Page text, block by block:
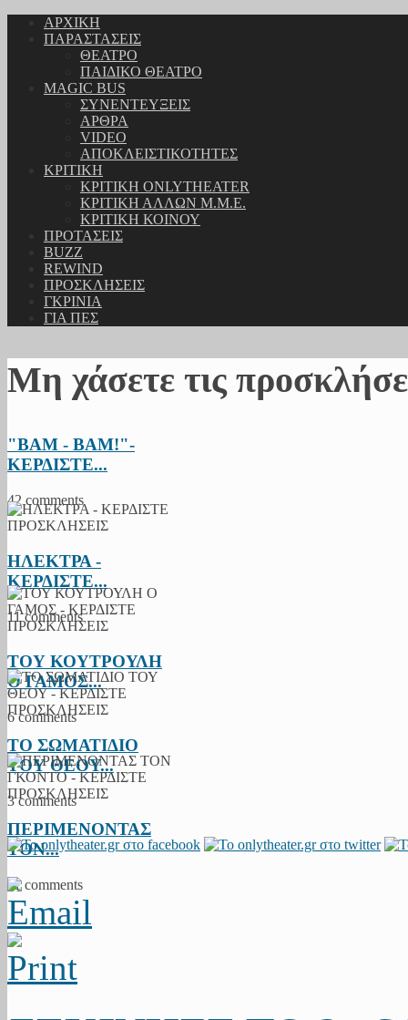
ΑΡΧΙΚΗ
ΠΑΡΑΣΤΑΣΕΙΣ
ΘΕΑΤΡΟ
ΠΑΙΔΙΚΟ ΘΕΑΤΡΟ
MAGIC BUS
ΣΥΝΕΝΤΕΥΞΕΙΣ
ΑΡΘΡΑ
VIDEO
ΑΠΟΚΛΕΙΣΤΙΚΟΤΗΤΕΣ
ΚΡΙΤΙΚΗ
ΚΡΙΤΙΚΗ ONLYTHEATER
ΚΡΙΤΙΚΗ ΑΛΛΩΝ Μ.Μ.Ε.
ΚΡΙΤΙΚΗ ΚΟΙΝΟΥ
ΠΡΟΤΑΣΕΙΣ
BUZZ
REWIND
ΠΡΟΣΚΛΗΣΕΙΣ
ΓΚΡΙΝΙΑ
ΓΙΑ ΠΕΣ
Μη χάσετε τις
"BAM - BAM!"-
ΚΕΡΔΙΣΤΕ...
42 comments
ΗΛΕΚΤΡΑ -
ΚΕΡΔΙΣΤΕ...
11 comments
ΤΟΥ ΚΟΥΤΡΟΥΛΗ
Ο ΓΑΜΟΣ...
6 comments
ΤΟ ΣΩΜΑΤΙΔΙΟ
ΤΟΥ ΘΕΟΥ...
3 comments
ΠΕΡΙΜΕΝΟΝΤΑΣ
ΤΟΝ...
11 comments